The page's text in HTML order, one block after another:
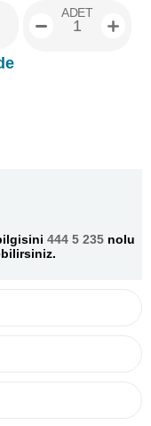
ADET
444 5 235 nolu